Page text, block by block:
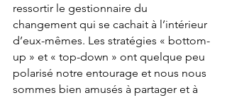
ressortir le gestionnaire du
changement qui se cachait à l’intérieur
d’eux-mêmes. Les stratégies « bottom-
up » et « top-down » ont quelque peu
polarisé notre entourage et nous nous
sommes bien amusés à partager et à